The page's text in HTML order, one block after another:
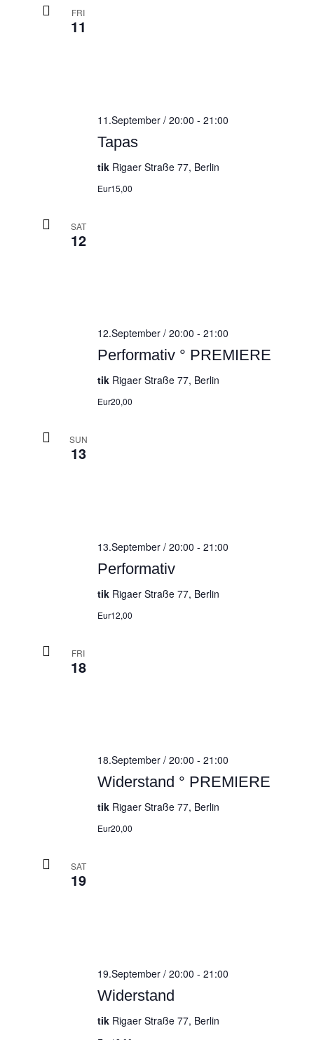
FRI
11
Tapas
11.September / 20:00 - 21:00
tik Rigaer Straße 77, Berlin
Eur15,00
SAT
12
Performativ ° PREMIERE
12.September / 20:00 - 21:00
tik Rigaer Straße 77, Berlin
Eur20,00
SUN
13
Performativ
13.September / 20:00 - 21:00
tik Rigaer Straße 77, Berlin
Eur12,00
FRI
18
Widerstand ° PREMIERE
18.September / 20:00 - 21:00
tik Rigaer Straße 77, Berlin
Eur20,00
SAT
19
Widerstand
19.September / 20:00 - 21:00
tik Rigaer Straße 77, Berlin